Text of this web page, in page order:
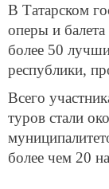
В Татарском
оперы и
более 50
республики,
Всего
туров стали
более чем 20